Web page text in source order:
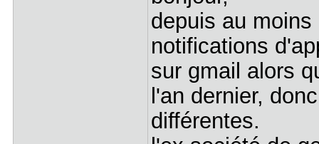
depuis au
notifications
sur gmail alors
l'an dernier,
différentes.